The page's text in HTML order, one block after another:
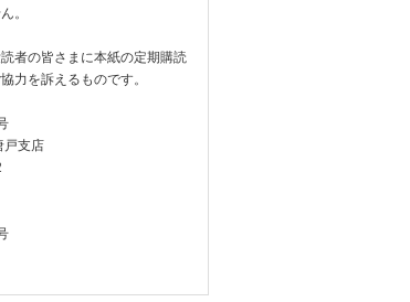
。
者の皆さまに本紙の定期購読
力を訴えるものです。
戸支店